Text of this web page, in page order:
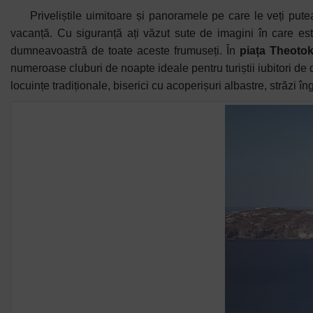
Priveliștile uimitoare și panoramele pe care le veți
vacanță. Cu siguranță ați văzut sute de imagini în care
dumneavoastră de toate aceste frumuseți. În piața
numeroase cluburi de noapte ideale pentru turiștii iubitori
locuințe tradiționale, biserici cu acoperișuri albastre, străzi